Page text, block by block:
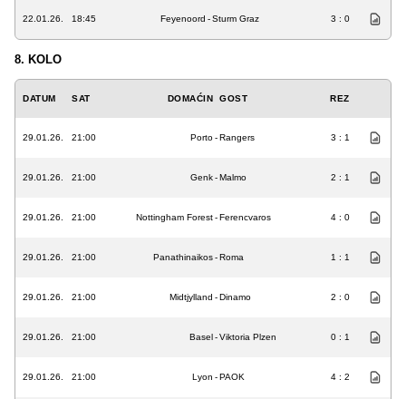
22.01.26. 18:45 Feyenoord -Sturm Graz 3 : 0
8. KOLO
DATUM SAT DOMAĆIN GOST REZ
29.01.26. 21:00 Porto-Rangers 3 : 1
29.01.26. 21:00 Genk-Malmo 2 : 1
29.01.26. 21:00 Nottingham Forest-Ferencvaros 4 : 0
29.01.26. 21:00 Panathinaikos-Roma 1 : 1
29.01.26. 21:00 Midtjylland -Dinamo 2 : 0
29.01.26. 21:00 Basel-Viktoria Plzen 0 : 1
29.01.26. 21:00 Lyon -PAOK 4 : 2